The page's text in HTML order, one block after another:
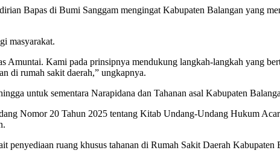
Bapas di Bumi Sanggam mengingat Kabupaten Balangan yang
masyarakat.
Amuntai. Kami pada prinsipnya mendukung langkah-langkah yang
di rumah sakit daerah,” ungkapnya.
untuk sementara Narapidana dan Tahanan asal Kabupaten
Nomor 20 Tahun 2025 tentang Kitab Undang-Undang Hukum
ruang khusus tahanan di Rumah Sakit Daerah Kabupaten